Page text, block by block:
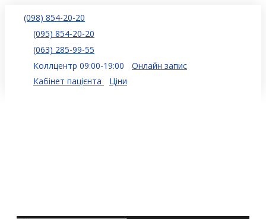
(098) 854-20-20
(095) 854-20-20
(063) 285-99-55
Коллцентр 09:00-19:00
Онлайн запис
Кабінет пацієнта
Ціни